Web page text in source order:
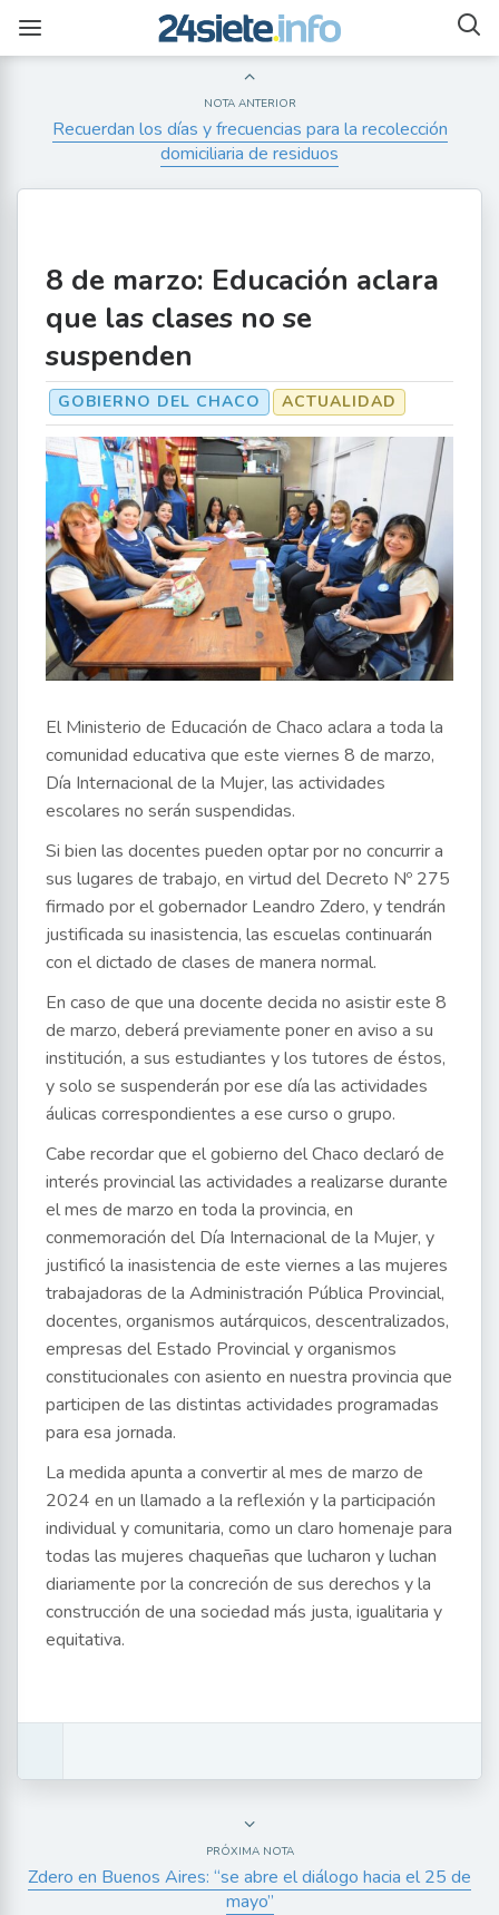
NOTA ANTERIOR
Recuerdan los días y frecuencias para la recolección
domiciliaria de residuos
8 de marzo: Educación aclara
que las clases no se
suspenden
GOBIERNO DEL CHACO ACTUALIDAD
El Ministerio de Educación de Chaco aclara a toda la
comunidad educativa que este viernes 8 de marzo,
Día Internacional de la Mujer, las actividades
escolares no serán suspendidas.
Si bien las docentes pueden optar por no concurrir a
sus lugares de trabajo, en virtud del Decreto Nº 275
firmado por el gobernador Leandro Zdero, y tendrán
justificada su inasistencia, las escuelas continuarán
con el dictado de clases de manera normal.
En caso de que una docente decida no asistir este 8
de marzo, deberá previamente poner en aviso a su
institución, a sus estudiantes y los tutores de éstos,
y solo se suspenderán por ese día las actividades
áulicas correspondientes a ese curso o grupo.
Cabe recordar que el gobierno del Chaco declaró de
interés provincial las actividades a realizarse durante
el mes de marzo en toda la provincia, en
conmemoración del Día Internacional de la Mujer, y
justificó la inasistencia de este viernes a las mujeres
trabajadoras de la Administración Pública Provincial,
docentes, organismos autárquicos, descentralizados,
empresas del Estado Provincial y organismos
constitucionales con asiento en nuestra provincia que
participen de las distintas actividades programadas
para esa jornada.
La medida apunta a convertir al mes de marzo de
2024 en un llamado a la reflexión y la participación
individual y comunitaria, como un claro homenaje para
todas las mujeres chaqueñas que lucharon y luchan
diariamente por la concreción de sus derechos y la
construcción de una sociedad más justa, igualitaria y
equitativa.
PRÓXIMA NOTA
Zdero en Buenos Aires: “se abre el diálogo hacia el 25 de
mayo”